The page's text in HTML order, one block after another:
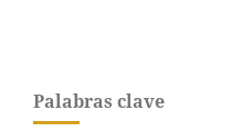
Palabras clave